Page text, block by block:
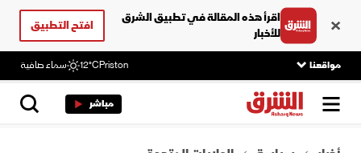
اقرأ هذه المقالة في تطبيق الشرق
للأخبار
افتح التطبيق
مواقعنا Priston
12°C سماء صافية
مباشر